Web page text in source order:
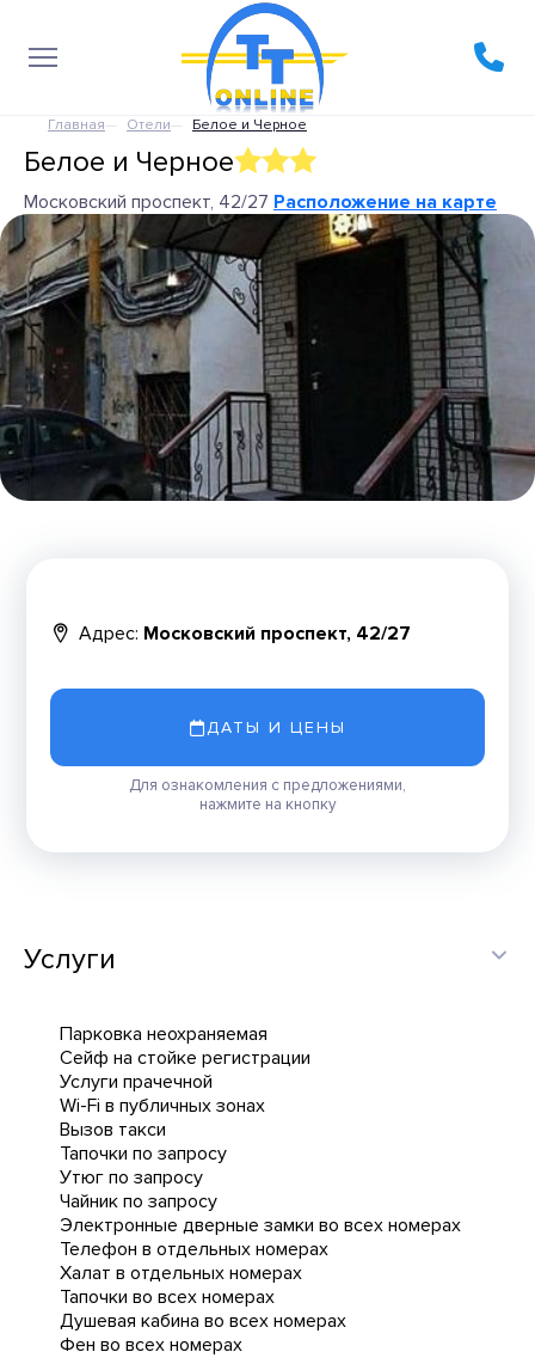
Главная Отели Белое и Черное
Белое и Черное
Московский проспект, 42/27 Расположение на карте
Адрес: Московский проспект, 42/27
ДАТЫ И ЦЕНЫ
Для ознакомления с предложениями,
нажмите на кнопку
Услуги
Парковка неохраняемая
Сейф на стойке регистрации
Услуги прачечной
Wi-Fi в публичных зонах
Вызов такси
Тапочки по запросу
Утюг по запросу
Чайник по запросу
Электронные дверные замки во всех номерах
Телефон в отдельных номерах
Халат в отдельных номерах
Тапочки во всех номерах
Душевая кабина во всех номерах
Фен во всех номерах